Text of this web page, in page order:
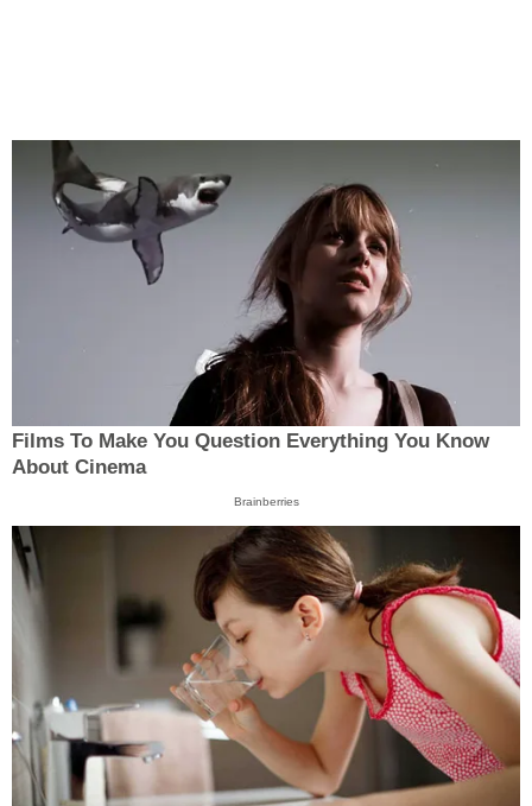
Films To Make You Question Everything You Know
About Cinema
Brainberries